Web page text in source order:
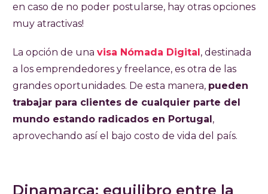
en caso de no poder postularse, hay otras opciones
muy atractivas!
La opción de una visa Nómada Digital, destinada
a los emprendedores y freelance, es otra de las
grandes oportunidades. De esta manera, pueden
trabajar para clientes de cualquier parte del
mundo estando radicados en Portugal,
aprovechando así el bajo costo de vida del país.
Dinamarca: equilibro entre la